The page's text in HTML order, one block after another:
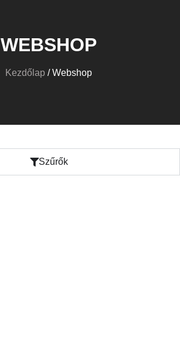
WEBSHOP
Kezdőlap / Webshop
Szűrők